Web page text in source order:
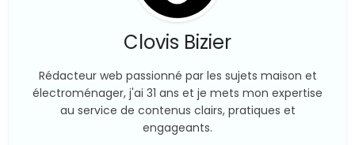
Clovis Bizier
Rédacteur web passionné par les sujets maison et
électroménager, j'ai 31 ans et je mets mon expertise
au service de contenus clairs, pratiques et
engageants.